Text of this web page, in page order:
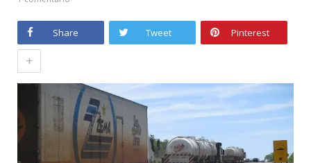
Share Tweet Pinterest
+